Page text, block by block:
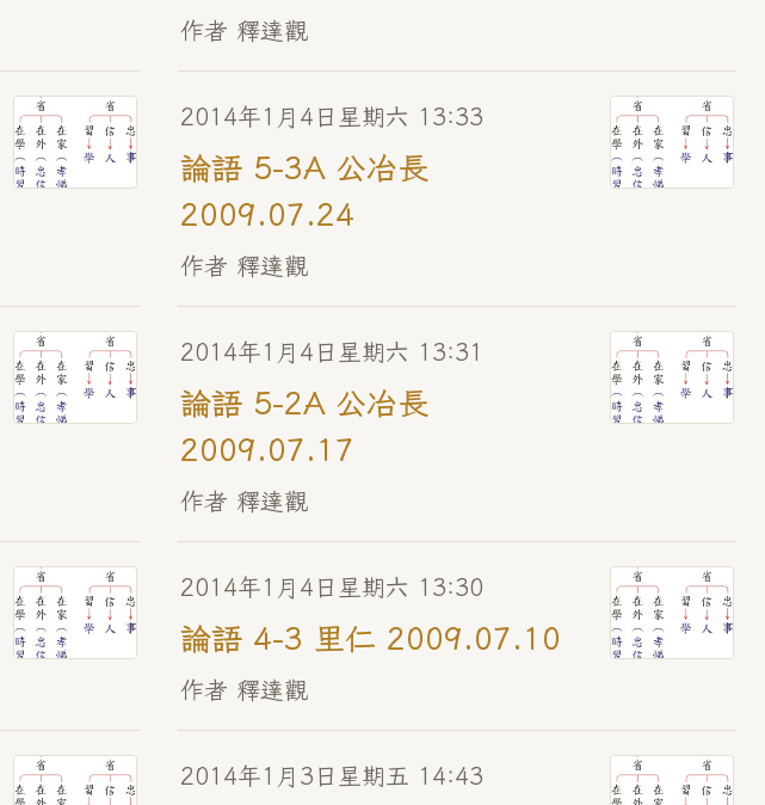
作者 釋達觀
2014年1月4日星期六 13:33
論語 5-3A 公冶長
2009.07.24
作者 釋達觀
2014年1月4日星期六 13:31
論語 5-2A 公冶長
2009.07.17
作者 釋達觀
2014年1月4日星期六 13:30
論語 4-3 里仁 2009.07.10
作者 釋達觀
2014年1月3日星期五 14:43